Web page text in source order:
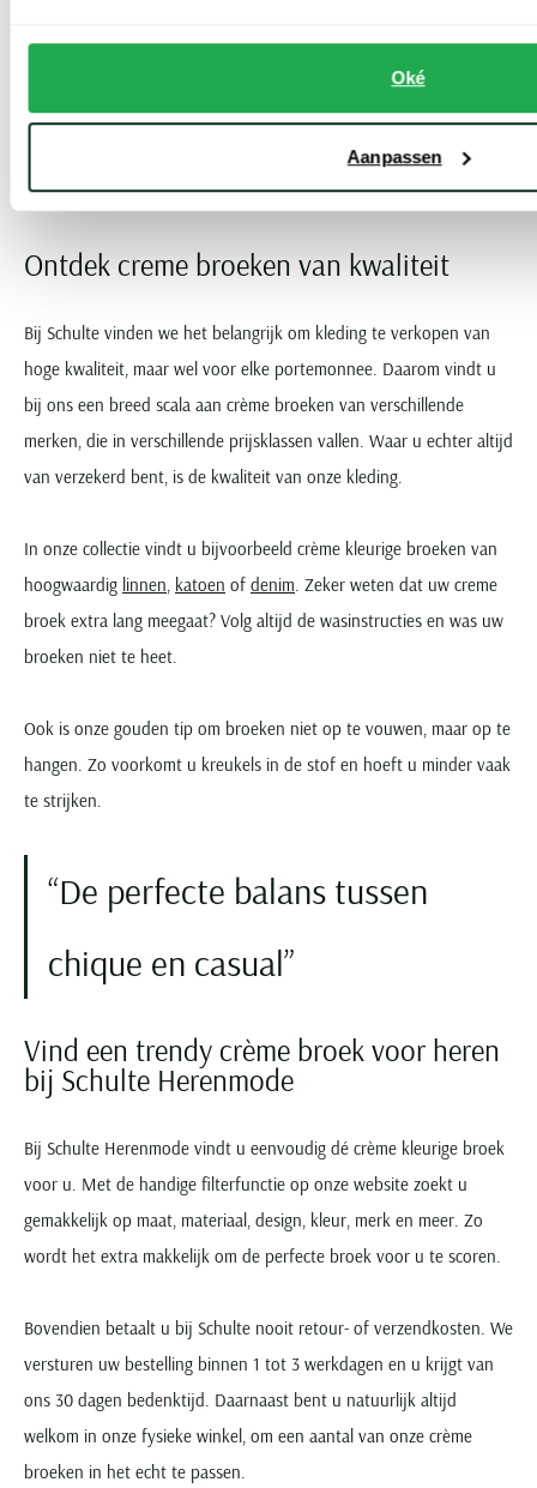
Oké
Aanpassen
Een paar sneakers maakt uw outfit af. Bent u juist op zoek naar
een chique outfit? Dan kunt u een crème broek ook combineren
met een colbert in dezelfde kleurtint. Ga in dit geval voor
veterschoenen van zwart of bruin leer onder de broek.
Ontdek creme broeken van kwaliteit
Bij Schulte vinden we het belangrijk om kleding te verkopen van
hoge kwaliteit, maar wel voor elke portemonnee. Daarom vindt u
bij ons een breed scala aan crème broeken van verschillende
merken, die in verschillende prijsklassen vallen. Waar u echter altijd
van verzekerd bent, is de kwaliteit van onze kleding.
In onze collectie vindt u bijvoorbeeld crème kleurige broeken van
hoogwaardig linnen, katoen of denim. Zeker weten dat uw creme
broek extra lang meegaat? Volg altijd de wasinstructies en was uw
broeken niet te heet.
Ook is onze gouden tip om broeken niet op te vouwen, maar op te
hangen. Zo voorkomt u kreukels in de stof en hoeft u minder vaak
te strijken.
De perfecte balans tussen
chique en casual
Vind een trendy crème broek voor heren
bij Schulte Herenmode
Bij Schulte Herenmode vindt u eenvoudig dé crème kleurige broek
voor u. Met de handige filterfunctie op onze website zoekt u
gemakkelijk op maat, materiaal, design, kleur, merk en meer. Zo
wordt het extra makkelijk om de perfecte broek voor u te scoren.
Bovendien betaalt u bij Schulte nooit retour- of verzendkosten. We
versturen uw bestelling binnen 1 tot 3 werkdagen en u krijgt van
ons 30 dagen bedenktijd. Daarnaast bent u natuurlijk altijd
welkom in onze fysieke winkel, om een aantal van onze crème
broeken in het echt te passen.